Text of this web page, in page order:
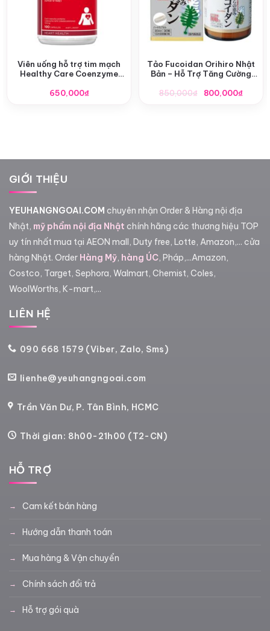
Viên uống hỗ trợ tim mạch
Healthy Care Coenzyme
650,000₫
Tảo Fucoidan Orihiro Nhật
Bản – Hỗ Trợ Tăng Cường
850,000₫
Giá
800,000₫Giá
GIỚI THIỆU
YEUHANGNGOAI.COM chuyên nhận Order & Hàng nội địa
Nhật, mỹ phẩm nội địa Nhật chính hãng các thương hiệu TOP
uy tín nhất mua tại AEON mall, Duty free, Lotte, Amazon,... cửa
hàng Nhật. Order Hàng Mỹ, hàng ÚC, Pháp,...Amazon,
Costco, Target, Sephora, Walmart, Chemist, Coles,
WoolWorths, K-mart,...
LIÊN HỆ
090 668 1579 (Viber, Zalo, Sms)
lienhe@yeuhangngoai.com
Trần Văn Dư, P. Tân Bình, HCMC
Thời gian: 8h00-21h00 (T2-CN)
HỖ TRỢ
Cam kết bán hàng
Hướng dẫn thanh toán
Mua hàng & Vận chuyển
Chính sách đổi trả
Hỗ trợ gói quà